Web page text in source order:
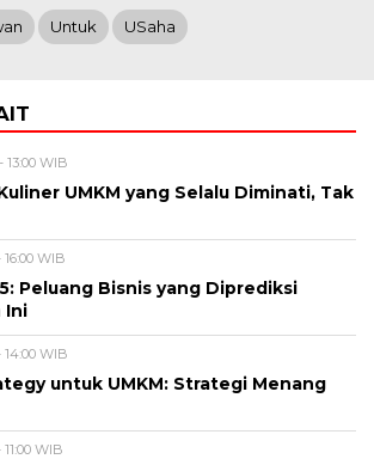
Untuk USaha
13:00 WIB
UMKM yang Selalu Diminati, Tak
WIB
Peluang Bisnis yang Diprediksi
Ini
14:00 WIB
untuk UMKM: Strategi Menang
WIB